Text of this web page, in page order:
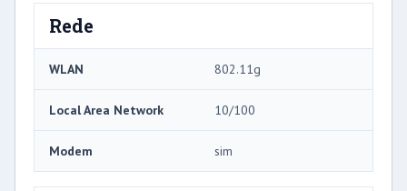
Rede
WLAN 802.11g
Local Area Network 10/100
Modem sim